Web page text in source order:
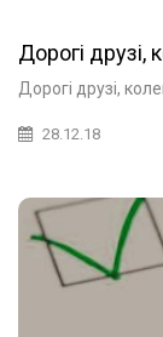
Дорогі друзі,
Дорогі друзі,
28.12.18